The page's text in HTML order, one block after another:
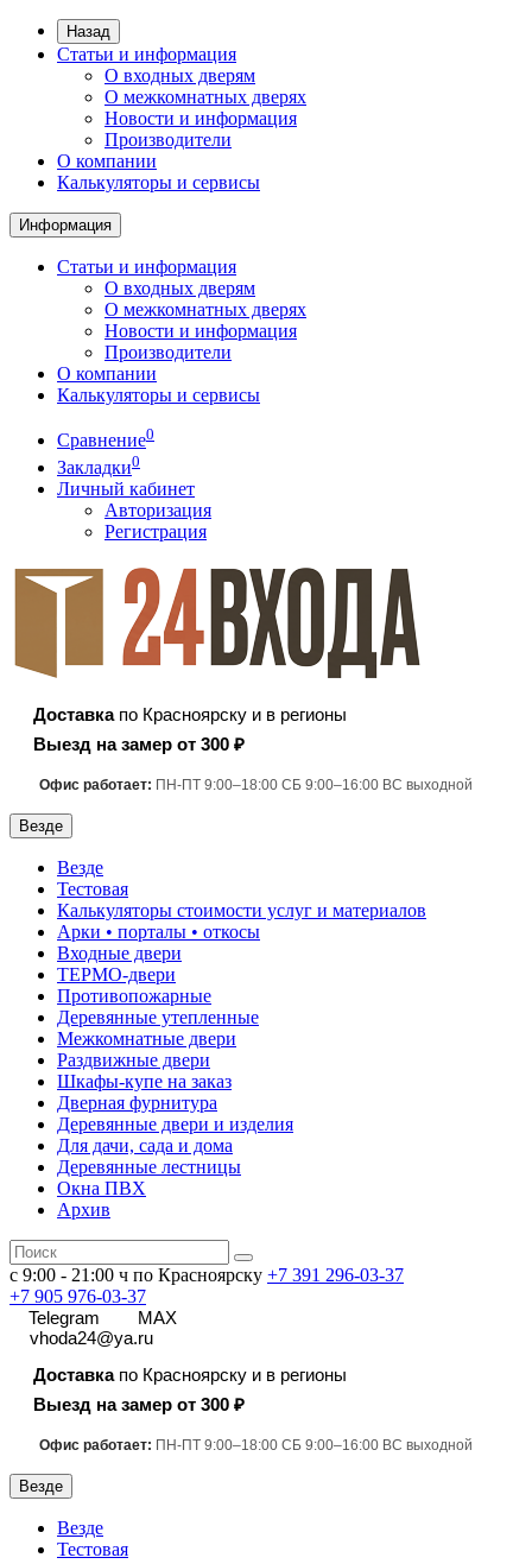
Назад
Статьи и информация
О входных дверям
О межкомнатных дверях
Новости и информация
Производители
О компании
Калькуляторы и сервисы
Информация
Статьи и информация
О входных дверям
О межкомнатных дверях
Новости и информация
Производители
О компании
Калькуляторы и сервисы
Сравнение0
Закладки0
Личный кабинет
Авторизация
Регистрация
Доставкапо Красноярску и в регионы
Выезд на замер от 300 ₽
Офис работает: ПН-ПТ 9:00–18:00 СБ 9:00–16:00 ВС выходной
Везде
Везде
Тестовая
Калькуляторы стоимости услуг и материалов
Арки • порталы • откосы
Входные двери
ТЕРМО-двери
Противопожарные
Деревянные утепленные
Межкомнатные двери
Раздвижные двери
Шкафы-купе на заказ
Дверная фурнитура
Деревянные двери и изделия
Для дачи, сада и дома
Деревянные лестницы
Окна ПВХ
Архив
с 9:00 - 21:00 ч по Красноярску +7 391 296-03-37
+7 905 976-03-37
Telegram
MAX
vhoda24@ya.ru
Доставкапо Красноярску и в регионы
Выезд на замер от 300 ₽
Офис работает: ПН-ПТ 9:00–18:00 СБ 9:00–16:00 ВС выходной
Везде
Везде
Тестовая